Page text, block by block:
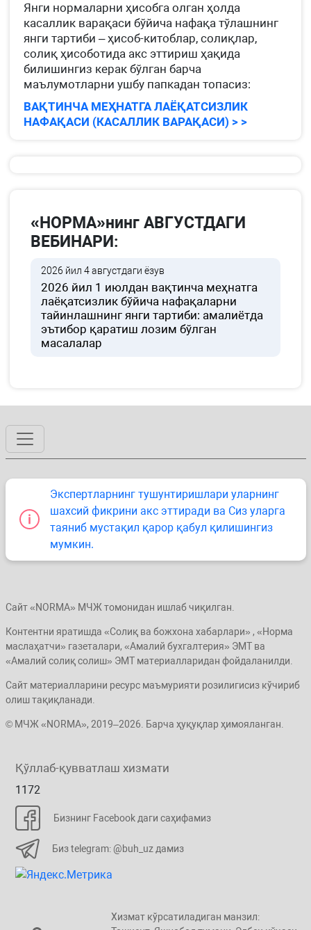
Янги нормаларни ҳисобга олган ҳолда
касаллик варақаси бўйича нафақа тўлашнинг
янги тартиби – ҳисоб-китоблар, солиқлар,
солиқ ҳисоботида акс эттириш ҳақида
билишингиз керак бўлган барча
маълумотларни ушбу папкадан топасиз:
ВАҚТИНЧА МЕҲНАТГА ЛАЁҚАТСИЗЛИК
НАФАҚАСИ (КАСАЛЛИК ВАРАҚАСИ) > >
«НОРМА»нинг АВГУСТДАГИ
ВЕБИНАРИ:
2026 йил 4 августдаги ёзув
2026 йил 1 июлдан вақтинча меҳнатга
лаёқатсизлик бўйича нафақаларни
тайинлашнинг янги тартиби: амалиётда
эътибор қаратиш лозим бўлган
масалалар
Экспертларнинг тушунтиришлари уларнинг
шахсий фикрини акс эттиради ва Сиз уларга
таяниб мустақил қарор қабул қилишингиз
мумкин.
Сайт «NORMA» МЧЖ томонидан ишлаб чиқилган.
Контентни яратишда «Солиқ ва божхона хабарлари» , «Норма
маслаҳатчи» газеталари, «Амалий бухгалтерия» ЭМТ ва
«Амалий солиқ солиш» ЭМТ материалларидан фойдаланилди.
Сайт материалларини ресурс маъмурияти розилигисиз кўчириб
олиш тақиқланади.
© МЧЖ «NORMA», 2019–2026. Барча ҳуқуқлар ҳимояланган.
Қўллаб-қувватлаш хизмати
1172
Бизнинг Facebook даги саҳифамиз
Биз telegram: @buh_uz дамиз
Хизмат кўрсатиладиган манзил: